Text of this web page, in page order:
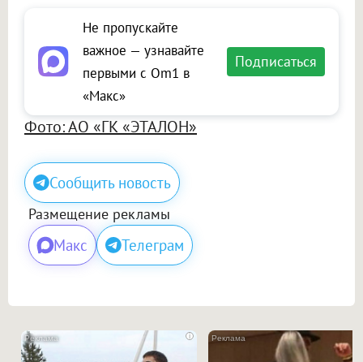
Не пропускайте
важное — узнавайте
первыми с Om1 в
«Макс»
Подписаться
Фото: АО «ГК «ЭТАЛОН»
Сообщить новость
Размещение рекламы
Макс Телеграм
i